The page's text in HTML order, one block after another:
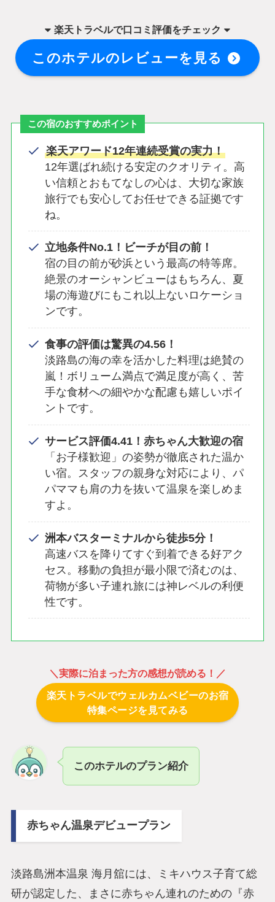
楽天トラベルで口コミ評価をチェック
このホテルのレビューを見る
この宿のおすすめポイント
楽天アワード12年連続受賞の実力！
12年選ばれ続ける安定のクオリティ。高
い信頼とおもてなしの心は、大切な家族
旅行でも安心してお任せできる証拠です
ね。
立地条件No.1！ビーチが目の前！
宿の目の前が砂浜という最高の特等席。
絶景のオーシャンビューはもちろん、夏
場の海遊びにもこれ以上ないロケーショ
ンです。
食事の評価は驚異の4.56！
淡路島の海の幸を活かした料理は絶賛の
嵐！ボリューム満点で満足度が高く、苦
手な食材への細やかな配慮も嬉しいポイ
ントです。
サービス評価4.41！赤ちゃん大歓迎の宿
「お子様歓迎」の姿勢が徹底された温か
い宿。スタッフの親身な対応により、パ
パママも肩の力を抜いて温泉を楽しめま
すよ。
洲本バスターミナルから徒歩5分！
高速バスを降りてすぐ到着できる好アク
セス。移動の負担が最小限で済むのは、
荷物が多い子連れ旅には神レベルの利便
性です。
＼ 実際に泊まった方の感想が読める！ ／
楽天トラベルでウェルカムベビーのお宿
特集ページを見てみる
このホテルのプラン紹介
赤ちゃん温泉デビュープラン
淡路島洲本温泉 海月舘には、ミキハウス子育て総
研が認定した、まさに赤ちゃん連れのための『赤